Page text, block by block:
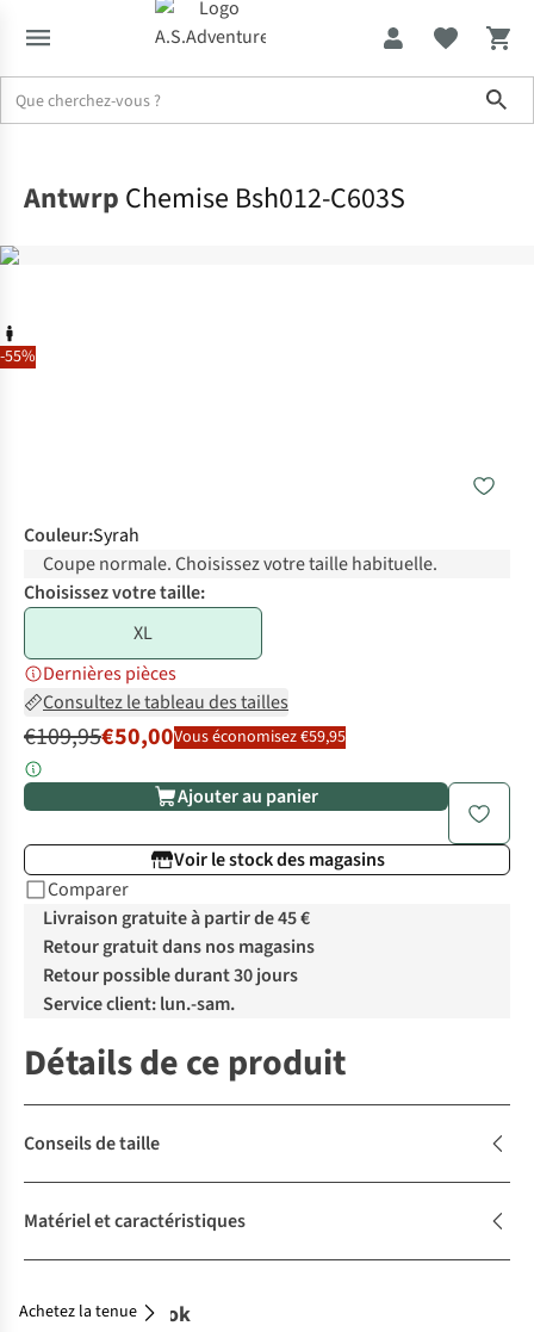
-55%
Antwrp Chemise Bsh012-C603S
Couleur:Syrah
Coupe normale. Choisissez votre taille habituelle.
Choisissez votre taille:
XL
Dernières pièces
Consultez le tableau des tailles
€109,95€50,00Vous économisez €59,95
Ajouter au panier
Voir le stock des magasins
Comparer
Livraison gratuite à partir de 45 €
Retour gratuit dans nos magasins
Retour possible durant 30 jours
Service client: lun.-sam.
Détails de ce produit
Conseils de taille
Matériel et caractéristiques
Complétez le look
Achetez la tenue